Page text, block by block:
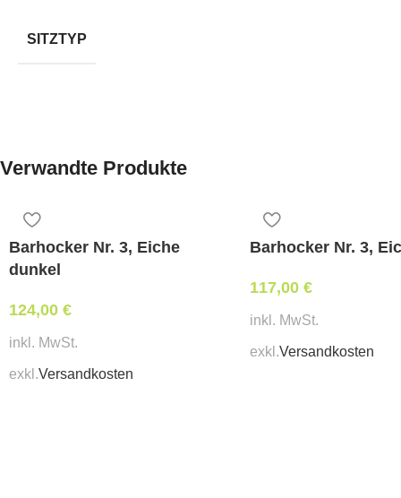
SITZTYP
Verwandte Produkte
Barhocker Nr. 3, Eiche
dunkel
124,00 €
inkl. MwSt.
exkl.Versandkosten
Barhocker Nr. 3,
117,00 €
inkl. MwSt.
exkl.Versandkosten